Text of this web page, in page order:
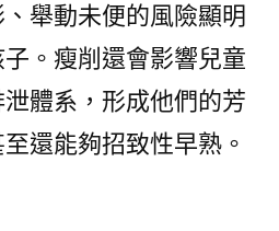
舉動未便的風險顯明
。瘦削還會影響兒童
體系，形成他們的芳
還能夠招致性早熟。